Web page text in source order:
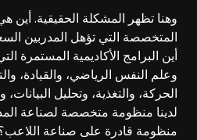
وهنا تظهر المشكلة الحقيقية. أين
المتخصصة التي تؤهل المدربين
أين البرامج الأكاديمية المستمرة
وعلم النفس الرياضي، والقيادة،
الحركة، والتغذية، وتحليل
لدينا منظومة متخصصة لصناعة
منظومة قادرة على صناعة